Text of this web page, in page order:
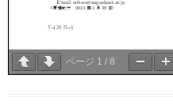
ページ 1 / 8